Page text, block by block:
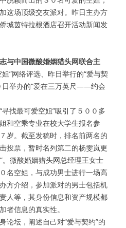
这场顶级交友派对。昨日主办方
城茵特拉根酒店召开活动新闻发
与中国微酸婚姻猎头网联合主
”网络评选、昨日举行的“爱与契
日举办的“爱在三万英尺——约会
找最可爱空姐”吸引了５００多
和空乘专业在校大学生报名参
岁。截至发稿时，排名前两名的
投票，暂时名列第二的杨雯岚更
。微酸婚姻猎头网总经理王女士
名空姐，与成功男士进行一场高
方介绍，参加派对的男士包括机
人等，其身份信息和资产规模都
者信息的真实性。
论坛，阐述自己对“爱与契约”的